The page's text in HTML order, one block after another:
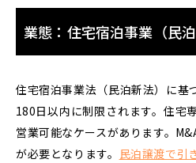
業態：住宅宿泊事業（民
住宅宿泊事業法（民泊新法）に基
180日以内に制限されます。住宅
営業可能なケースがあります。
が必要となります。 民泊譲渡で引